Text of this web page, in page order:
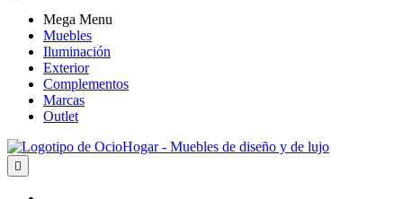
Mega Menu
Muebles
Iluminación
Exterior
Complementos
Marcas
Outlet
